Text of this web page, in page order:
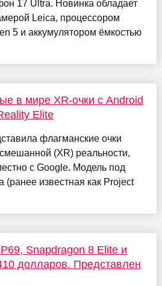
17 Ultra. Новинка обладает
Leica, процессором
5 и аккумулятором ёмкостью
в мире XR-очки с Android
Elite
флагманские очки
(XR) реальности,
с Google. Модель под
(ранее известная как Project
Snapdragon 8 Elite и
долларов. Представлен